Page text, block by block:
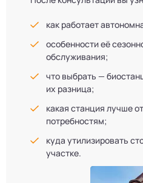
как работает
особенности её
обслуживания;
что выбрать —
их разница;
какая станция лучше
потребностям;
куда утилизировать
участке.